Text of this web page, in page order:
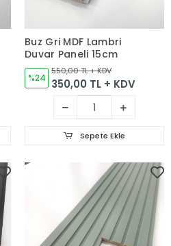
Buz Gri MDF Lambri
Duvar Paneli 15cm
%24
550,00 TL + KDV
350,00 TL + KDV
Sepete Ekle